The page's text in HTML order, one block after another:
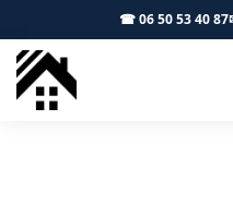
☎ 06 50 53 40 87